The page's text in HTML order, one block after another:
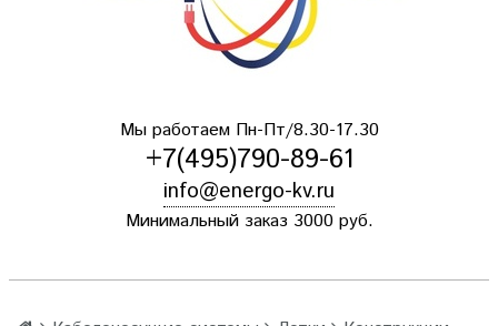
Мы работаем Пн-Пт/8.30-17.30
+7(495)790-89-61
info@energo-kv.ru
Минимальный заказ 3000 руб.